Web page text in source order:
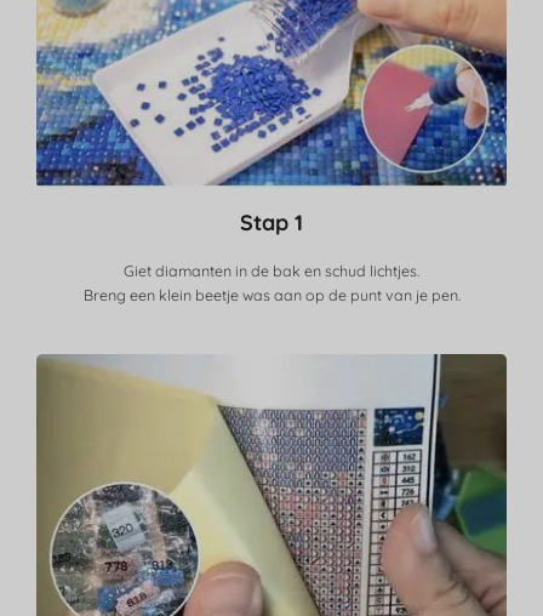
Stap 1
Giet diamanten in de bak en schud lichtjes.
Breng een klein beetje was aan op de punt van je pen.